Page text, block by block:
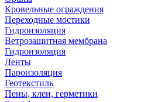
Кровельные ограждения
Переходные мостики
Гидроизоляция
Ветрозащитная мембрана
Гидроизоляция
Ленты
Пароизоляция
Геотекстиль
Пены, клеи, герметики